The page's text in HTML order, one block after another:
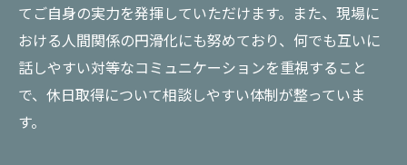
てご自身の実力を発揮していただけます。また、現場に
おける人間関係の円滑化にも努めており、何でも互いに
話しやすい対等なコミュニケーションを重視すること
で、休日取得について相談しやすい体制が整っていま
す。